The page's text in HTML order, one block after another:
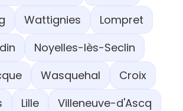
Wattignies
Lompret
Noyelles-lès-Seclin
Wasquehal
Croix
Lille
Villeneuve-d'Ascq